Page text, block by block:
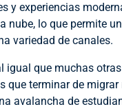
y experiencias
lo que permite
variedad de canales.
que muchas
que terminar de
avalancha de